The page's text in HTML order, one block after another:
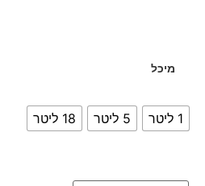
מיכל
1 ליטר 5 ליטר 18 ליטר